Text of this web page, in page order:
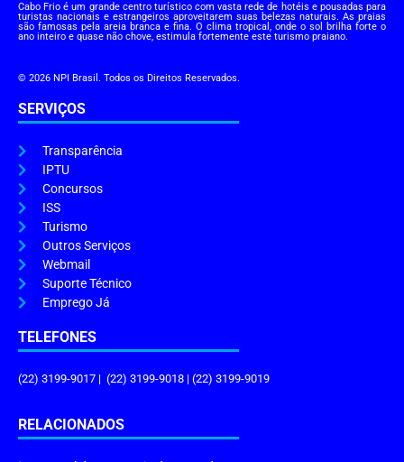
Cabo Frio é um grande centro turístico com vasta rede de hotéis e pousadas para
turistas nacionais e estrangeiros aproveitarem suas belezas naturais. As praias
são famosas pela areia branca e fina. O clima tropical, onde o sol brilha forte o
ano inteiro e quase não chove, estimula fortemente este turismo praiano.
© 2026 NPI Brasil. Todos os Direitos Reservados.
SERVIÇOS
Transparência
IPTU
Concursos
ISS
Turismo
Outros Serviços
Webmail
Suporte Técnico
Emprego Já
TELEFONES
(22) 3199-9017 | (22) 3199-9018 | (22) 3199-9019
RELACIONADOS